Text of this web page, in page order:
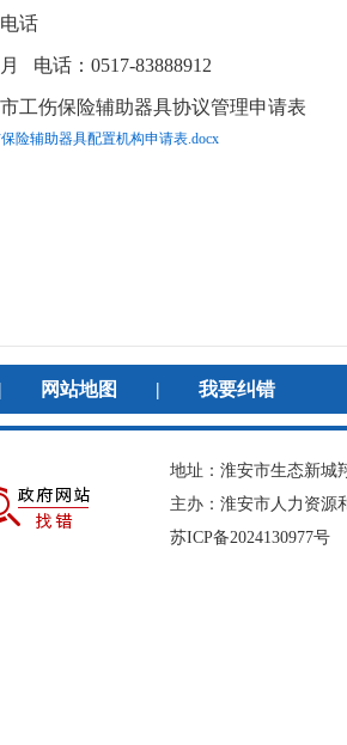
话
电话：0517-83888912
工伤保险辅助器具协议管理申请表
险辅助器具配置机构申请表.docx
网站地图 | 我要纠错
地址：淮安市生态新
主办：淮安市人力资
苏ICP备2024130977号